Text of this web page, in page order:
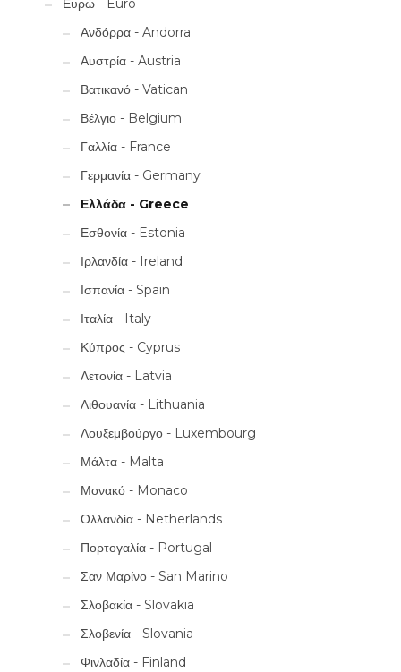
Ευρώ - Euro
Ανδόρρα - Andorra
Αυστρία - Austria
Βατικανό - Vatican
Βέλγιο - Belgium
Γαλλία - France
Γερμανία - Germany
Ελλάδα - Greece
Εσθονία - Estonia
Ιρλανδία - Ireland
Ισπανία - Spain
Ιταλία - Italy
Κύπρος - Cyprus
Λετονία - Latvia
Λιθουανία - Lithuania
Λουξεμβούργο - Luxembourg
Μάλτα - Malta
Μονακό - Monaco
Ολλανδία - Netherlands
Πορτογαλία - Portugal
Σαν Μαρίνο - San Marino
Σλοβακία - Slovakia
Σλοβενία - Slovania
Φινλαδία - Finland